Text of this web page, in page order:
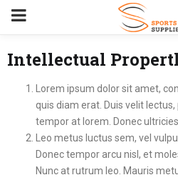
Intellectual
Lorem ipsum dolor sit amet,
quis diam erat. Duis velit
tempor at lorem. Donec
Leo metus luctus sem, vel
Donec tempor arcu nisl, et
Nunc at rutrum leo. Mauris